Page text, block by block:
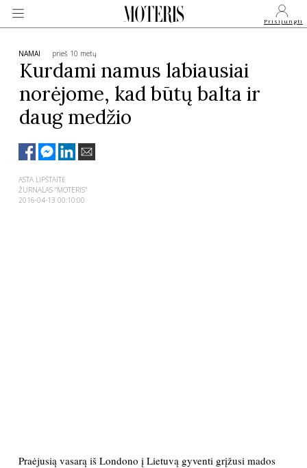
Prisijungti
VEIDAI
MADA
NAMAI prieš 10 metų
Kurdami namus labiausiai
norėjome, kad būtų balta ir
daug medžio
ASTA LIPŠTAITĖ
ŽURNALAS "MOTERIS"
2016-04-13 00:10:00
Praėjusią vasarą iš Londono į Lietuvą gyventi grįžusi mados